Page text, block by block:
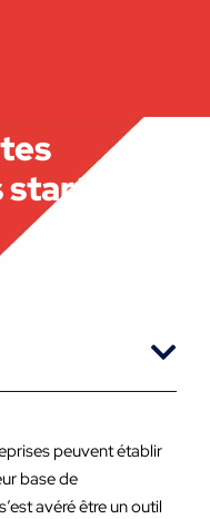
ups
peuvent établir
base de
avéré être un outil